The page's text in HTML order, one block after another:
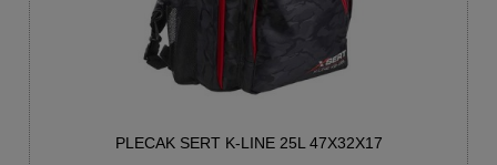
PLECAK SERT K-LINE 25L 47X32X17